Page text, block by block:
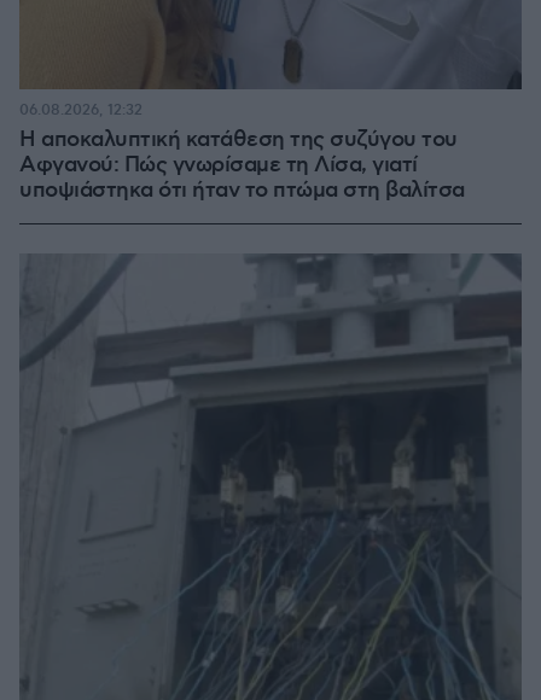
Η αποκαλυπτική κατάθεση της συζύγου του
Αφγανού: Πώς γνωρίσαμε τη Λίσα, γιατί
υποψιάστηκα ότι ήταν το πτώμα στη βαλίτσα
06.08.2026, 12:32